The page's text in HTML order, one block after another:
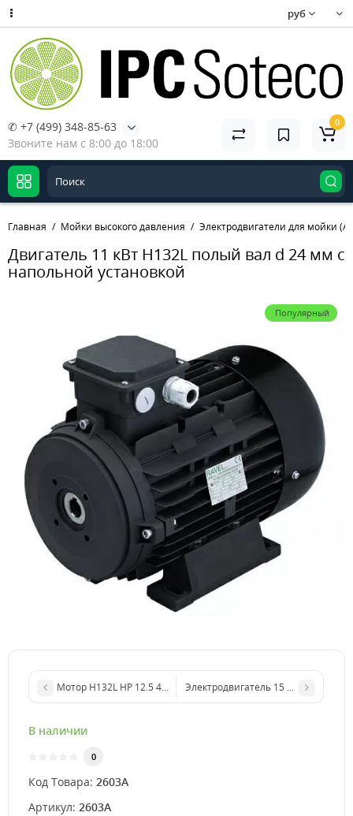
руб
✆ +7 (499) 348-85-63
Звоните нам с 8:00 до 18:00
0
Главная Мойки высокого давления Электродвигатели для мойки
Двигатель 11 кВт H132L полый вал d 24 мм с
напольной установкой
Популярный
Мотор H132L HP 12.5 4P MA AC KW 9,2Электродвигатель 15 кВт H160M
В наличии
0
Код Товара: 2603A
Артикул: 2603A